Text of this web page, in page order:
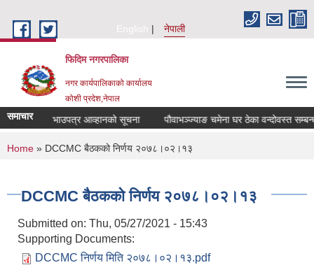
English
नेपाली
फिदिम नगरपालिका
नगर कार्यपालिकाको कार्यालय
कोशी प्रदेश,नेपाल
समाचार
सम्बन्धी दरभाउपत्र आव्हानको सूचना पौवाभञ्ज्याङ चमेना घर ठेका वन्दोवस्त
You are here
Home » DCCMC बैठकको निर्णय २०७८।०२।१३
DCCMC बैठकको निर्णय २०७८।०२।१३
Submitted on: Thu, 05/27/2021 - 15:43
Supporting Documents:
DCCMC निर्णय मिति २०७८।०२।१३.pdf